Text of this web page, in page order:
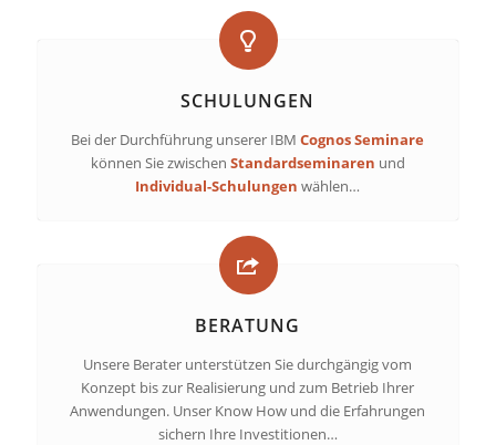
SCHULUNGEN
Bei der Durchführung unserer IBMCognos Seminare
können Sie zwischen Standardseminaren und
Individual-Schulungen wählen…
BERATUNG
Unsere Berater unterstützen Sie durchgängig vom
Konzept bis zur Realisierung und zum Betrieb Ihrer
Anwendungen. Unser Know How und die Erfahrungen
sichern Ihre Investitionen…